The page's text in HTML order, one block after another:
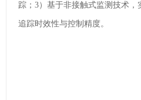
踪；3）基于非接触式监测技术
追踪时效性与控制精度。